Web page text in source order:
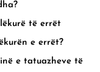
të errët
e errët?
e tatuazheve të